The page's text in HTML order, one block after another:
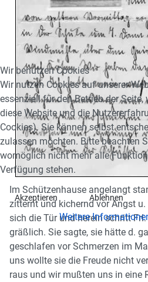
Im Schützenhause angelangt
zitternt und kichernd vor Angst
sich die Tür und herein schritt
gräßlich. Sie sagte, sie hätte d.
geschlafen vor Schmerzen im
uns wollte sie die Freude nicht
raus und wir mußten uns in eine
Wir benutzen Cookies
Wir nutzen Cookies auf unserer
essenziell für den Betrieb der
diese Website und die
Cookies). Sie können selbst
zulassen möchten. Bitte beachten
womöglich nicht mehr alle
Verfügung stehen.
Akzeptieren Ablehnen
Weitere